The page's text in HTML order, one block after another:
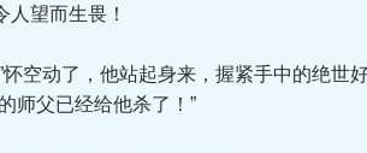
望而生畏！
动了，他站起身来，握紧手中的绝世
师父已经给他杀了！”